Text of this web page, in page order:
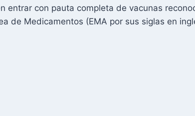
entrar con pauta completa de vacunas
de Medicamentos (EMA por sus siglas en